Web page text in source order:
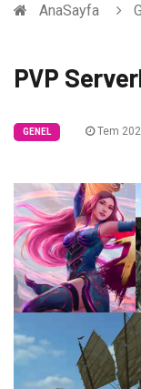
AnaSayfa
PVP
GENEL Tem